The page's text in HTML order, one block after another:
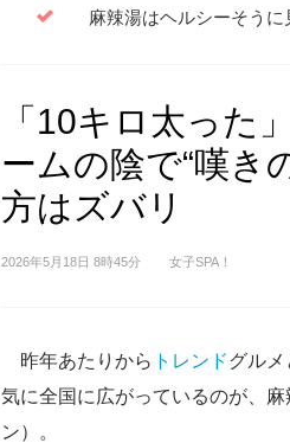
麻辣湯はヘルシーそう
「10キロ太った
ームの陰で“嘆き
方はズバリ
2026年5月18日 8時45分 女子SPA！
昨年あたりから トレンドグル
気に全国に広がっているのが、
ン）。